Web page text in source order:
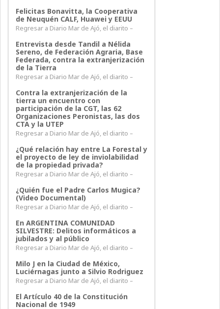
Felicitas Bonavitta, la Cooperativa
de Neuquén CALF, Huawei y EEUU
Regresar a Diario Mar de Ajó, el diarito –
Entrevista desde Tandil a Nélida
Sereno, de Federación Agraria, Base
Federada, contra la extranjerización
de la Tierra
Regresar a Diario Mar de Ajó, el diarito –
Contra la extranjerización de la
tierra un encuentro con
participación de la CGT, las 62
Organizaciones Peronistas, las dos
CTA y la UTEP
Regresar a Diario Mar de Ajó, el diarito –
¿Qué relación hay entre La Forestal y
el proyecto de ley de inviolabilidad
de la propiedad privada?
Regresar a Diario Mar de Ajó, el diarito –
¿Quién fue el Padre Carlos Mugica?
(Video Documental)
Regresar a Diario Mar de Ajó, el diarito –
En ARGENTINA COMUNIDAD
SILVESTRE: Delitos informáticos a
jubilados y al público
Regresar a Diario Mar de Ajó, el diarito –
Milo J en la Ciudad de México,
Luciérnagas junto a Silvio Rodriguez
Regresar a Diario Mar de Ajó, el diarito –
El Artículo 40 de la Constitución
Nacional de 1949